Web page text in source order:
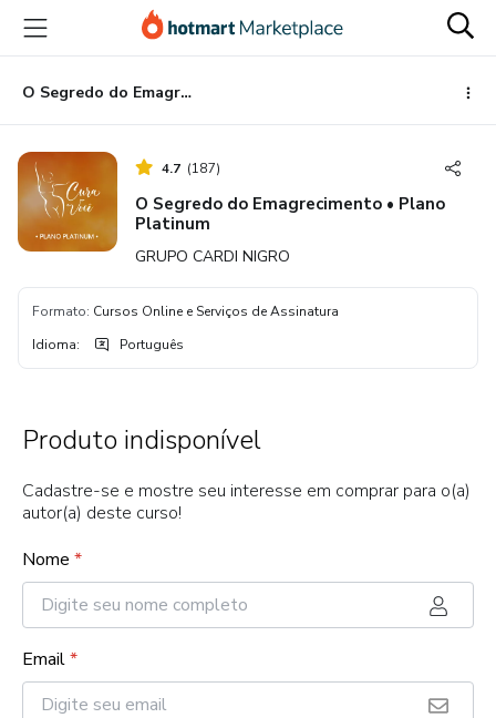
para
conteúdo
principal
para
pagamento
para
rodapé
O Segredo do Emagrecimento • Plano Platinum
4.7 (187)
O Segredo do Emagrecimento • Plano
Platinum
GRUPO CARDI NIGRO
Formato: Cursos Online e Serviços de Assinatura
Idioma: Português
Produto indisponível
Cadastre-se e mostre seu interesse em comprar para o(a)
autor(a) deste curso!
Nome *
Email*